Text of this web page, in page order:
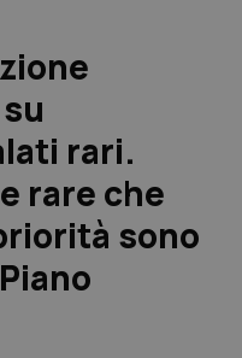
rari.
rare che
sono